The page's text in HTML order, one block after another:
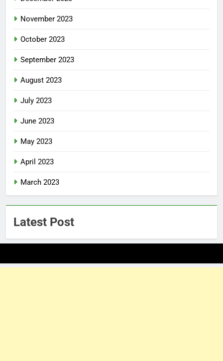
November 2023
October 2023
September 2023
August 2023
July 2023
June 2023
May 2023
April 2023
March 2023
Latest Post